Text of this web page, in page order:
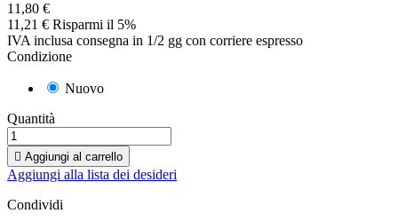
11,80 €
11,21 € Risparmi il 5%
IVA inclusa consegna in 1/2 gg con corriere espresso
Condizione
Nuovo
Quantità
 Aggiungi al carrello
Aggiungi alla lista dei desideri
Condividi